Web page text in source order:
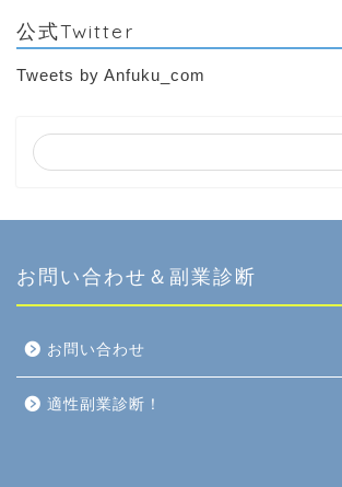
公式Twitter
Tweets by Anfuku_com
お問い合わせ＆副業診断
お問い合わせ
適性副業診断！